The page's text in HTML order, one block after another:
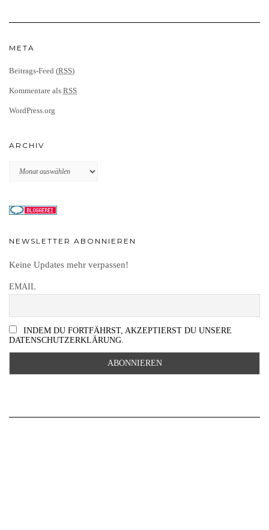
META
Beitrags-Feed (RSS)
Kommentare als RSS
WordPress.org
ARCHIV
Archiv
NEWSLETTER ABONNIEREN
Keine Updates mehr verpassen!
EMAIL
INDEM DU FORTFÄHRST, AKZEPTIERST DU UNSERE
DATENSCHUTZERKLÄRUNG.